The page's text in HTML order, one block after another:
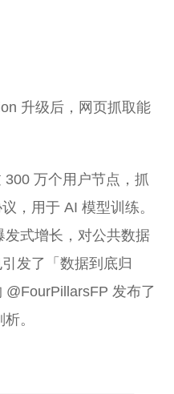
升级后，网页抓取能
万个用户节点，抓
，用于 AI 模型训练。
发式增长，对公共数据
发了「数据到底归
发布了
。